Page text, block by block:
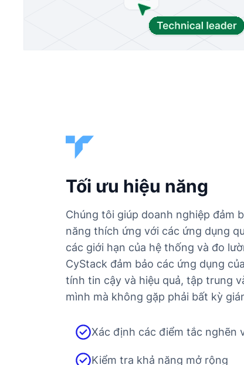
Tối ưu hiệu năng
Chúng tôi giúp doanh nghiệp đảm
năng thích ứng với các ứng dụng
các giới hạn của hệ thống và đo
CyStack đảm bảo các ứng dụng
tính tin cậy và hiệu quả, tập trung
mình mà không gặp phải bất kỳ
Xác định các điểm tắc nghẽn
Kiểm tra khả năng mở rộng